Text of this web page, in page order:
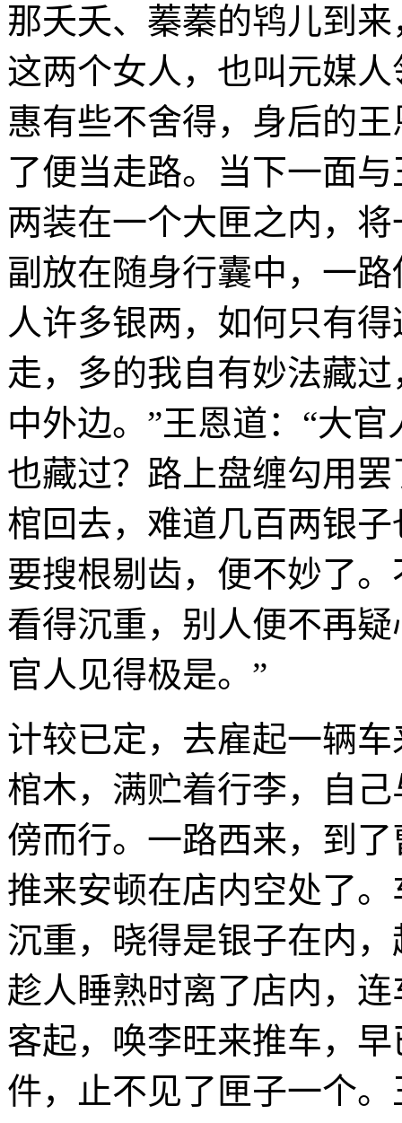
那夭夭、蓁蓁的鸨儿到
这两个女人，也叫元媒
惠有些不舍得，身后的
了便当走路。当下一面
两装在一个大匣之内，
副放在随身行囊中，一
人许多银两，如何只有
走，多的我自有妙法藏
中外边。”王恩道：“大
也藏过？路上盘缠勾用
棺回去，难道几百两银
要搜根剔齿，便不妙了
看得沉重，别人便不再
官人见得极是。”
计较已定，去雇起一辆
棺木，满贮着行李，自
傍而行。一路西来，到
推来安顿在店内空处了
沉重，晓得是银子在内
趁人睡熟时离了店内，
客起，唤李旺来推车，
件，止不见了匣子一个